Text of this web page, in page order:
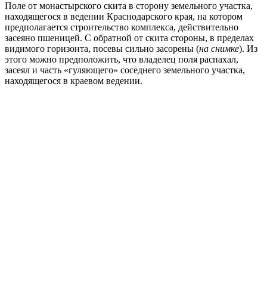
Поле от монастырского скита в сторону земельного участка,
находящегося в ведении Краснодарского края, на котором
предполагается строительство комплекса, действительно
засеяно пшеницей. С обратной от скита стороны, в пределах
видимого горизонта, посевы сильно засорены (на снимке). Из
этого можно предположить, что владелец поля распахал,
засеял и часть «гуляющего» соседнего земельного участка,
находящегося в краевом ведении.